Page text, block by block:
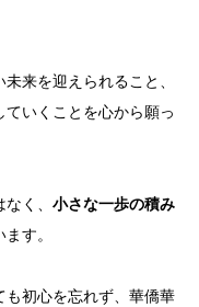
来を迎えられること、
いくことを心から願っ
く、 小さな一歩の積み
す。
も初心を忘れず、華僑華